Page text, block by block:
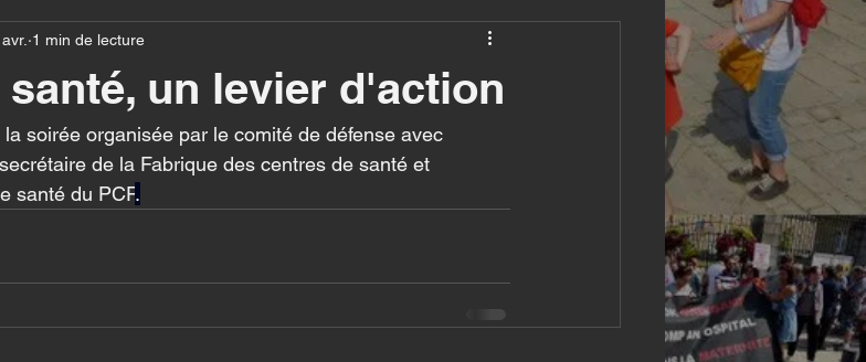
un levier d'action
1 min de lecture
la soirée organisée par le comité de défense avec
de la Fabrique des centres de santé et
santé du PCF.